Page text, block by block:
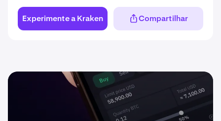
Experimente a Kraken Compartilhar